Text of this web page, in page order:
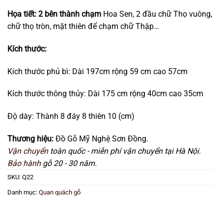
Họa tiết: 2 bên thành chạm Hoa Sen, 2 đầu chữ Thọ vuông,
chữ thọ tròn, mặt thiên để chạm chữ Thập…
Kích thước:
Kích thước phủ bì: Dài 197cm rộng 59 cm cao 57cm
Kích thước thông thủy: Dài 175 cm rộng 40cm cao 35cm
Độ dày: Thành 8 đáy 8 thiên 10 (cm)
Thương hiệu: Đồ Gỗ Mỹ Nghệ Sơn Đồng.
Vận chuyểntoàn quốc - miễn phí vận chuyển tại Hà Nội.
Bảo hànhgỗ 20 - 30 năm.
SKU: Q22
Danh mục: Quan quách gỗ